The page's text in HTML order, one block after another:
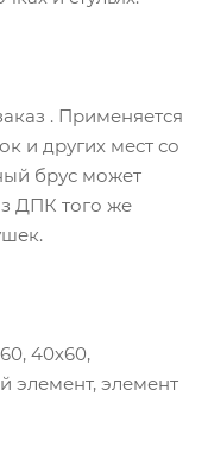
. Применяется
и других мест со
брус может
ДПК того же
40х60,
элемент, элемент